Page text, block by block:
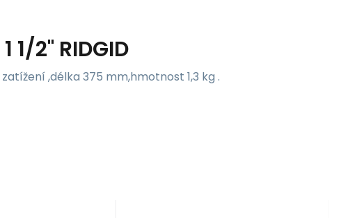
1/2" RIDGID
,délka 375 mm,hmotnost 1,3 kg .